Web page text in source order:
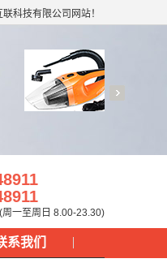
科技有限公司网站！
一至周日 8.00-23.30)
系我们